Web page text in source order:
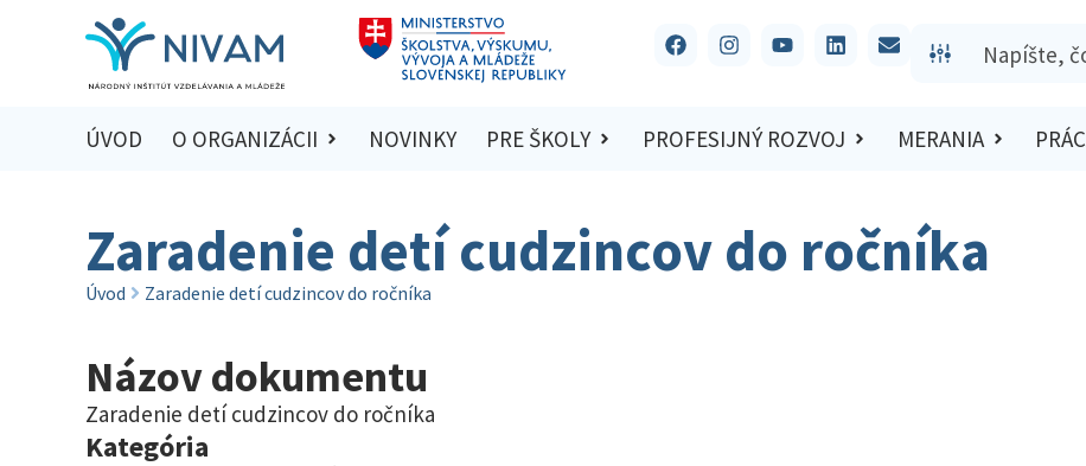
ÚVOD O ORGANIZÁCII NOVINKY PRE ŠKOLY PROFESIJNÝ ROZVOJ MERANIA
Zaradenie detí cudzincov do ročníka
Úvod Zaradenie detí cudzincov do ročníka
Názov dokumentu
Zaradenie detí cudzincov do ročníka
Kategória